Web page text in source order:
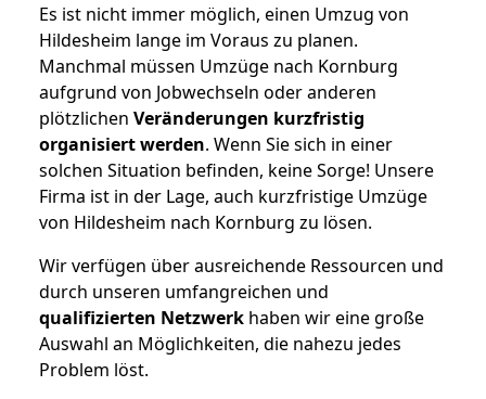
Es ist nicht immer möglich, einen Umzug von
Hildesheim lange im Voraus zu planen.
Manchmal müssen Umzüge nach Kornburg
aufgrund von Jobwechseln oder anderen
plötzlichen Veränderungen kurzfristig
organisiert werden. Wenn Sie sich in einer
solchen Situation befinden, keine Sorge! Unsere
Firma ist in der Lage, auch kurzfristige Umzüge
von Hildesheim nach Kornburg zu lösen.
Wir verfügen über ausreichende Ressourcen und
durch unseren umfangreichen und
qualifizierten Netzwerk haben wir eine große
Auswahl an Möglichkeiten, die nahezu jedes
Problem löst.